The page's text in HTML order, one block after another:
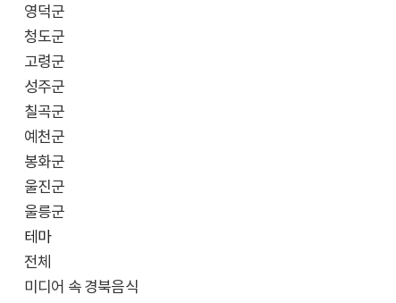
영덕군
청도군
고령군
성주군
칠곡군
예천군
봉화군
울진군
울릉군
테마
전체
미디어 속 경북음식